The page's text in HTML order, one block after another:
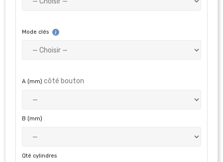
Mode clés
A (mm) côté bouton
B (mm)
Qté cylindres